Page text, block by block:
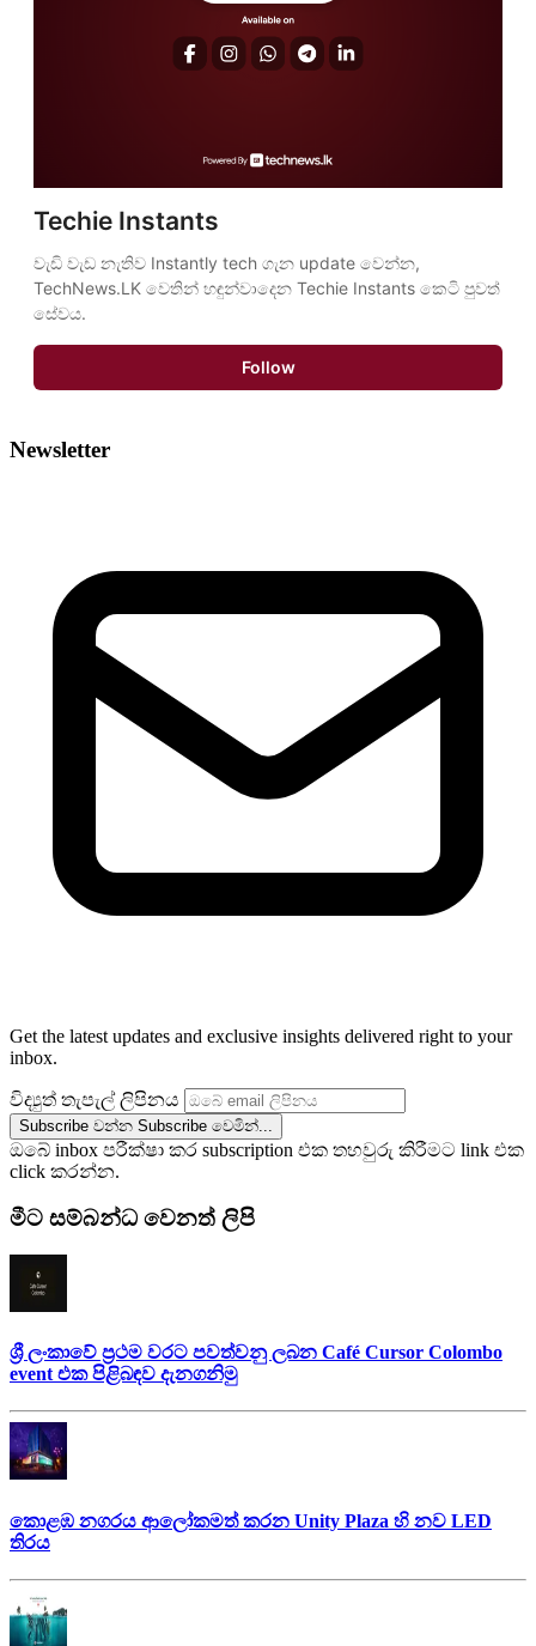
Techie Instants
වැඩි වැඩ නැතිව Instantly tech ගැන update වෙන්න,
TechNews.LK වෙතින් හඳුන්වාදෙන Techie Instants කෙටි පුවත්
සේවය.
Follow
Newsletter
Get the latest updates and exclusive insights delivered right to your
inbox.
විද්‍යුත් තැපැල් ලිපිනය
Subscribe වන්න Subscribe වෙමින්...
ඔබේ inbox පරීක්ෂා කර subscription එක තහවුරු කිරීමට link එක
click කරන්න.
මීට සම්බන්ධ වෙනත් ලිපි
ශ්‍රී ලංකාවේ ප්‍රථම වරට පවත්වනු ලබන Café Cursor Colombo
event එක පිළිබඳව දැනගනිමු
කොළඹ නගරය ආලෝකමත් කරන Unity Plaza හි නව LED
තිරය